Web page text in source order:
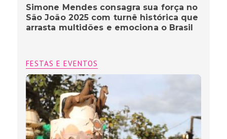
Simone Mendes consagra sua força no
São João 2025 com turnê histórica que
arrasta multidões e emociona o Brasil
FESTAS E EVENTOS